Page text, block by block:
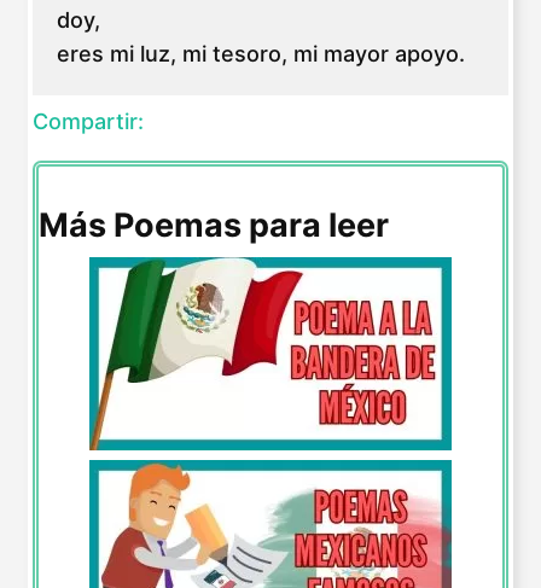
doy,
eres mi luz, mi tesoro, mi mayor apoyo.
Compartir:
Más Poemas para leer